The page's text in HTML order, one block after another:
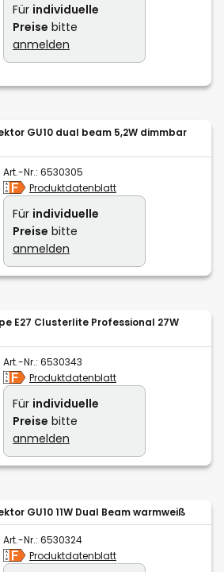
Für individuelle
Preise bitte
anmelden
GU10 dual beam 5,2W dimmbar
Art.-Nr.: 6530305
Produktdatenblatt
Für individuelle
Preise bitte
anmelden
E27 Clusterlite Professional 27W
Art.-Nr.: 6530343
Produktdatenblatt
Für individuelle
Preise bitte
anmelden
GU10 11W Dual Beam warmweiß
Art.-Nr.: 6530324
Produktdatenblatt